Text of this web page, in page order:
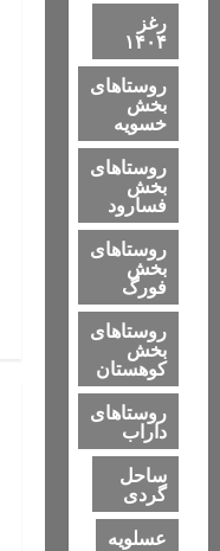
رغز
۱۴۰۴
روستاهای
بخش
خسویه
روستاهای
بخش
فسارود
روستاهای
بخش
فورگ
روستاهای
بخش
کوهستان
روستاهای
داراب
ساحل
گردی
عسلویه